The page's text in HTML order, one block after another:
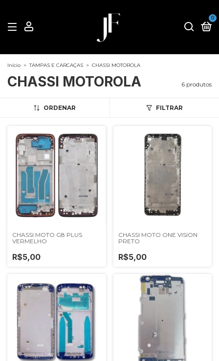
0
Início > TAMPAS E CARCAÇAS > CHASSI MOTOROLA
CHASSI MOTOROLA 6 produtos
ORDENAR FILTRAR
CHASSI MOTO G8 PLUS
VERMELHO
R$5,00
CHASSI MOTO ONE VISION
PRETO
R$5,00